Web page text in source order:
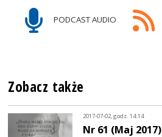
PODCAST AUDIO
Zobacz także
2017-07-02, godz. 14:14
Nr 61 (Maj 2017)